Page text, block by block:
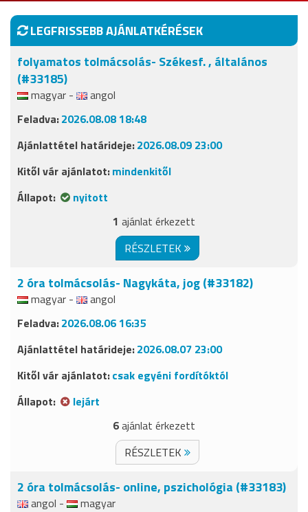
LEGFRISSEBB AJÁNLATKÉRÉSEK
folyamatos tolmácsolás- Székesf. , általános
(#33185)
magyar -
angol
2026.08.08 18:48
2026.08.09 23:00
mindenkitől
nyitott
1 ajánlat érkezett
RÉSZLETEK
2 óra tolmácsolás- Nagykáta, jog (#33182)
magyar -
angol
2026.08.06 16:35
2026.08.07 23:00
csak egyéni fordítóktól
lejárt
6ajánlat érkezett
RÉSZLETEK
2 óra tolmácsolás- online, pszichológia (#33183)
angol -
magyar